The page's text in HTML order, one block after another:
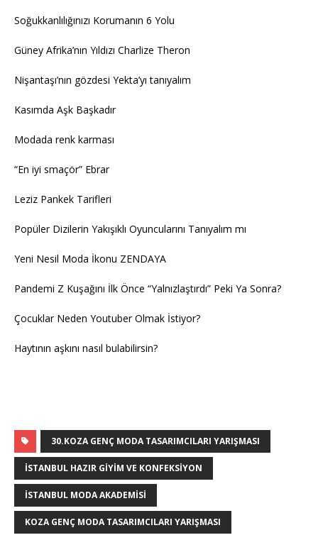
Soğukkanlılığınızı Korumanın 6 Yolu
Güney Afrika’nın Yıldızı Charlize Theron
Nişantaşı’nın gözdesi Yekta’yı tanıyalım
Kasımda Aşk Başkadır
Modada renk karması
“En iyi smaçör” Ebrar
Leziz Pankek Tarifleri
Popüler Dizilerin Yakışıklı Oyuncularını Tanıyalım mı
Yeni Nesil Moda İkonu ZENDAYA
Pandemi Z Kuşağını İlk Önce “Yalnızlaştırdı” Peki Ya Sonra?
Çocuklar Neden Youtuber Olmak İstiyor?
Haytının aşkını nasıl bulabilirsin?
30.KOZA GENÇ MODA TASARIMCILARI YARIŞMASI
İSTANBUL HAZIR GIYIM VE KONFEKSIYON
İSTANBUL MODA AKADEMISI
KOZA GENÇ MODA TASARIMCILARI YARIŞMASI